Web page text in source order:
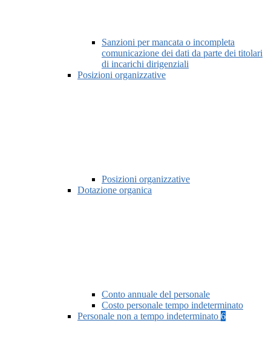
Sanzioni per mancata o incompleta
comunicazione dei dati da parte dei titolari
di incarichi dirigenziali
Posizioni organizzative
Posizioni organizzative
Dotazione organica
Conto annuale del personale
Costo personale tempo indeterminato
Personale non a tempo indeterminato 6